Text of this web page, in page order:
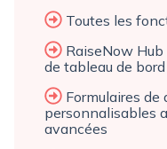
Toutes les
RaiseNow Hub
de tableau de
Formulaires de
personnalisables
avancées